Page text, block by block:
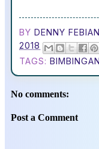
BY DENNY
2018
TAGS: BIMBINGAN
No comments:
Post a Comment